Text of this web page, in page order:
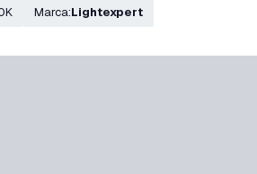
Marca: Lightexpert